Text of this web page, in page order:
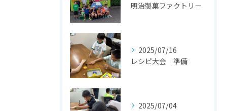
明治製菓ファクトリー
2025/07/16
レシピ大会 準備
2025/07/04